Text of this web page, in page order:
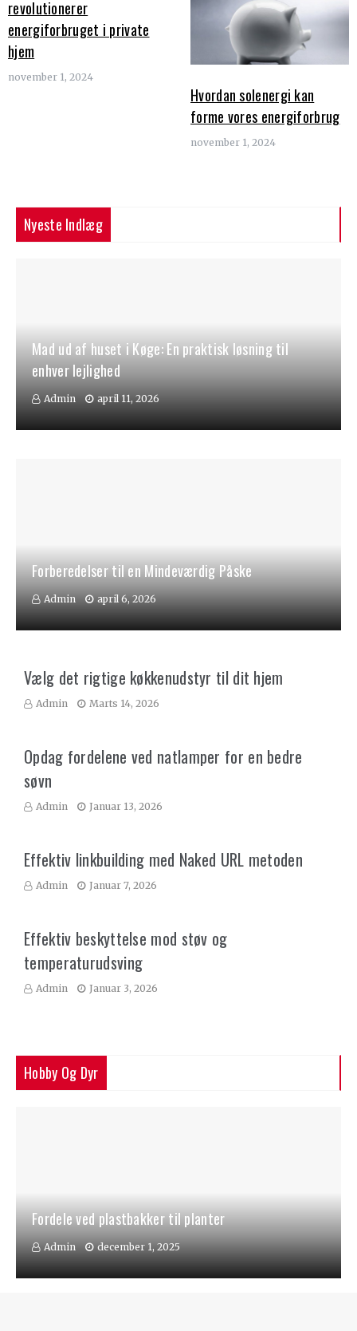
revolutionerer
energiforbruget i private
hjem
november 1, 2024
Hvordan solenergi kan
forme vores energiforbrug
november 1, 2024
Nyeste Indlæg
Mad ud af huset i Køge: En praktisk løsning til
enhver lejlighed
Admin april 11, 2026
Forberedelser til en Mindeværdig Påske
Admin april 6, 2026
Vælg det rigtige køkkenudstyr til dit hjem
Admin Marts 14, 2026
Opdag fordelene ved natlamper for en bedre
søvn
Admin Januar 13, 2026
Effektiv linkbuilding med Naked URL metoden
Admin Januar 7, 2026
Effektiv beskyttelse mod støv og
temperaturudsving
Admin Januar 3, 2026
Hobby Og Dyr
Fordele ved plastbakker til planter
Admin december 1, 2025